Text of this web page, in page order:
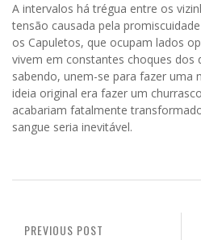
A intervalos há trégua entre os
tensão causada pela
os Capuletos, que ocupam lados
vivem em constantes choques dos
sabendo, unem-se para fazer uma
ideia original era fazer um
acabariam fatalmente
sangue seria inevitável.
PREVIOUS POST